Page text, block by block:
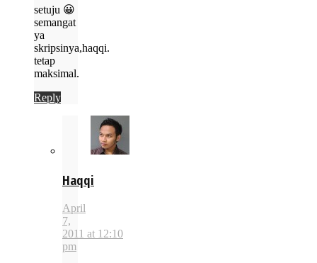
setuju 😀
semangat
ya
skripsinya,haqqi.
tetap
maksimal.
Reply
Haqqi
April
7,
2011 at 12:10
pm